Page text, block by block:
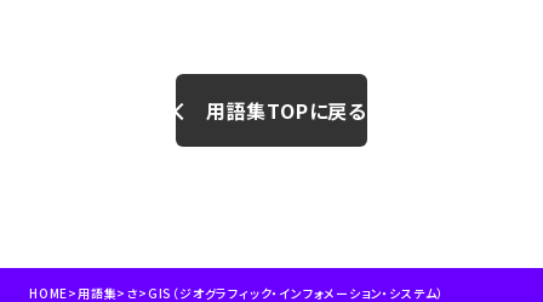
用語集TOPに戻る
HOME>用語集> さ>GIS（ジオグラフィック・インフォメーション・システム）